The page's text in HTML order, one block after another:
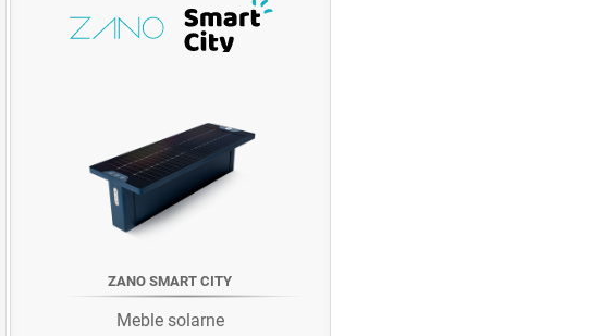
ZANO SMART CITY
Meble solarne